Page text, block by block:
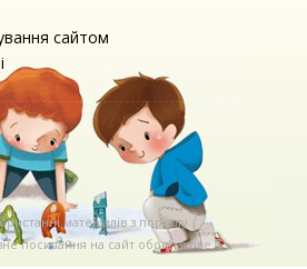
сайтом
матерiалiв з порталу
посилання на сайт обов'язкове. .